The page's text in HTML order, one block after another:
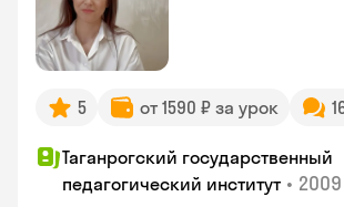
5 от 1590 ₽ за урок
Таганрогский государственный
педагогический институт • 2009